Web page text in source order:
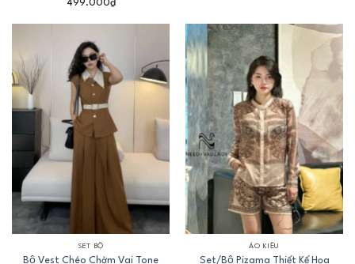
499.000₫
SET BỘ
Bộ Vest Chéo Chờm Vai Tone
ÁO KIỂU
Set/Bộ Pizama Thiết Kế Họa